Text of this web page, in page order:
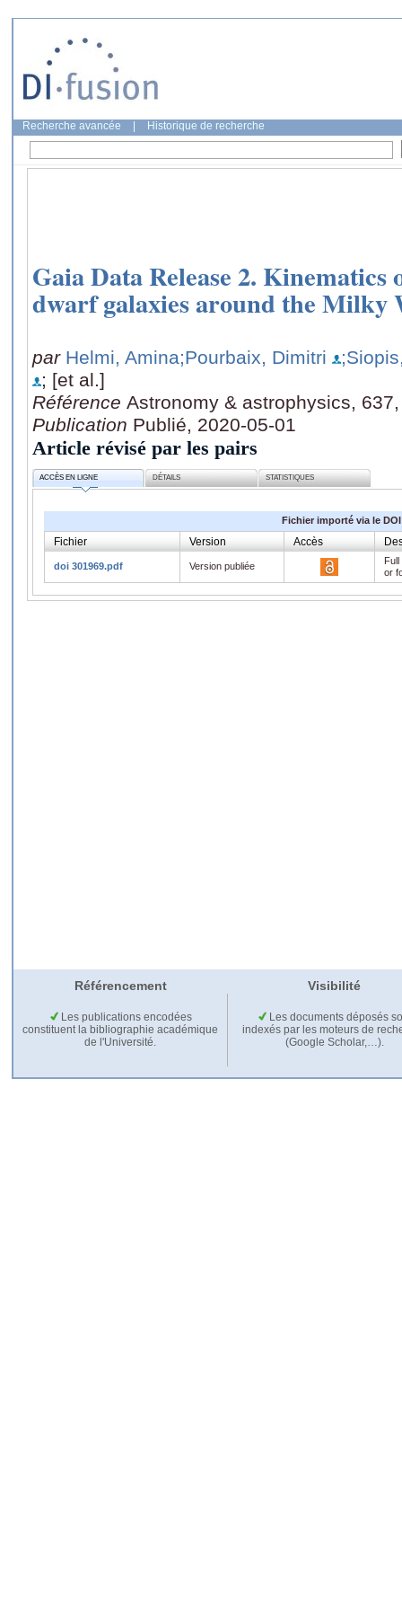
Recherche avancée Historique de recherche
Gaia Data Release 2.
dwarf galaxies around the Milky
par Helmi, Amina;Pourbaix, Dimitri
; [et al.]
Référence Astronomy & astrophysics,
Publication Publié, 2020-05-01
Article révisé par les pairs
ACCÈS EN LIGNE DÉTAILS STATISTIQUES
Fichier importé via le DOI
Fichier Version Accès
doi 301969.pdf Version publiée
or
Référencement Visibilité
Les publications encodées
constituent la bibliographie académique
de l'Université.
Les documents déposés
indexés par les moteurs de
(Google Scholar,…).